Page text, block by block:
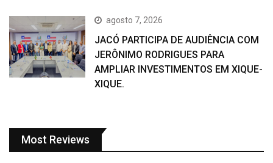
agosto 7, 2026
JACÓ PARTICIPA DE AUDIÊNCIA COM
JERÔNIMO RODRIGUES PARA
AMPLIAR INVESTIMENTOS EM XIQUE-
XIQUE.
Most Reviews